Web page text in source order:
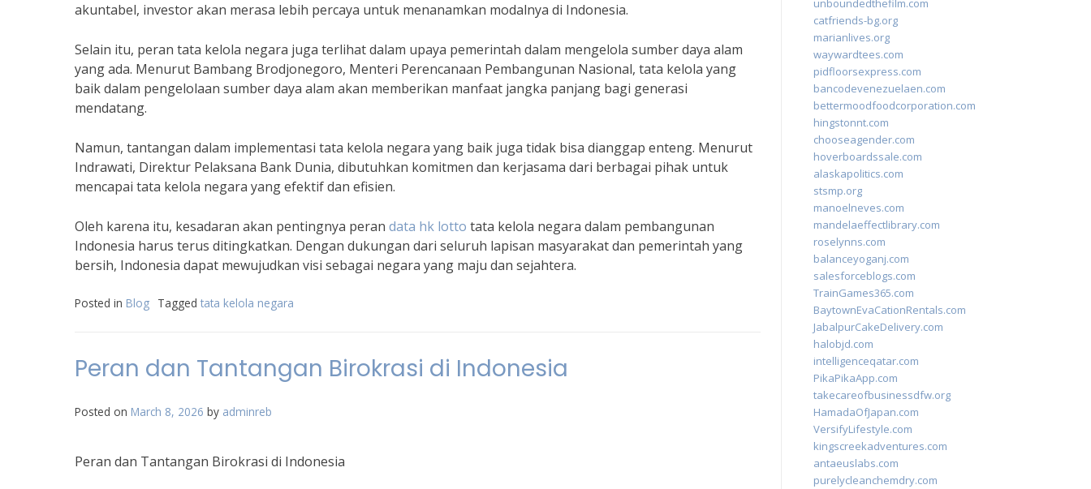
akuntabel, investor akan merasa lebih percaya untuk menanamkan modalnya di Indonesia.
Selain itu, peran tata kelola negara juga terlihat dalam upaya pemerintah dalam mengelola sumber daya alam
yang ada. Menurut Bambang Brodjonegoro, Menteri Perencanaan Pembangunan Nasional, tata kelola yang
baik dalam pengelolaan sumber daya alam akan memberikan manfaat jangka panjang bagi generasi
mendatang.
Namun, tantangan dalam implementasi tata kelola negara yang baik juga tidak bisa dianggap enteng. Menurut
Indrawati, Direktur Pelaksana Bank Dunia, dibutuhkan komitmen dan kerjasama dari berbagai pihak untuk
mencapai tata kelola negara yang efektif dan efisien.
Oleh karena itu, kesadaran akan pentingnya peran data hk lotto tata kelola negara dalam pembangunan
Indonesia harus terus ditingkatkan. Dengan dukungan dari seluruh lapisan masyarakat dan pemerintah yang
bersih, Indonesia dapat mewujudkan visi sebagai negara yang maju dan sejahtera.
Posted in Blog Tagged tata kelola negara
Peran dan Tantangan Birokrasi di Indonesia
Posted on March 8, 2026 by adminreb
Peran dan Tantangan Birokrasi di Indonesia
unboundedthefilm.com
catfriends-bg.org
marianlives.org
waywardtees.com
pidfloorsexpress.com
bancodevenezuelaen.com
bettermoodfoodcorporation.com
hingstonnt.com
chooseagender.com
hoverboardssale.com
alaskapolitics.com
stsmp.org
manoelneves.com
mandelaeffectlibrary.com
roselynns.com
balanceyoganj.com
salesforceblogs.com
TrainGames365.com
BaytownEvaCationRentals.com
JabalpurCakeDelivery.com
halobjd.com
intelligenceqatar.com
PikaPikaApp.com
takecareofbusinessdfw.org
HamadaOfJapan.com
VersifyLifestyle.com
kingscreekadventures.com
antaeuslabs.com
purelycleanchemdry.com